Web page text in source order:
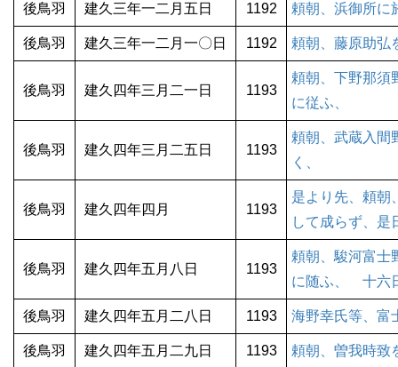
後鳥羽 建久三年一二月五日 1192 頼朝、浜御所に
後鳥羽 建久三年一二月一〇日 1192 頼朝、藤原助弘
後鳥羽 建久四年三月二一日 1193
頼朝、下野那須
に従ふ、
後鳥羽 建久四年三月二五日 1193
頼朝、武蔵入間
く、
後鳥羽 建久四年四月 1193
是より先、頼朝
して成らず、是
後鳥羽 建久四年五月八日 1193
頼朝、駿河富士
に随ふ、 十六
後鳥羽 建久四年五月二八日 1193 海野幸氏等、富
後鳥羽 建久四年五月二九日 1193 頼朝、曽我時致